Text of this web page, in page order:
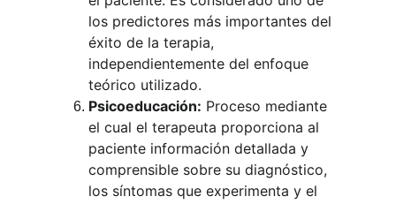
los predictores más importantes del
éxito de la terapia,
independientemente del enfoque
teórico utilizado.
Psicoeducación: Proceso mediante
el cual el terapeuta proporciona al
paciente información detallada y
comprensible sobre su diagnóstico,
los síntomas que experimenta y el